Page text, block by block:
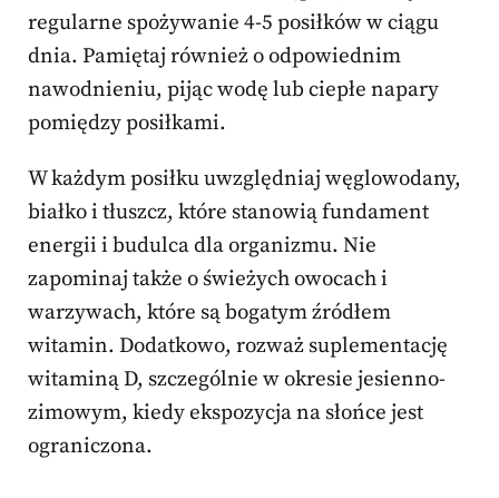
regularne spożywanie 4-5 posiłków w ciągu
dnia. Pamiętaj również o odpowiednim
nawodnieniu, pijąc wodę lub ciepłe napary
pomiędzy posiłkami.
W każdym posiłku uwzględniaj węglowodany,
białko i tłuszcz, które stanowią fundament
energii i budulca dla organizmu. Nie
zapominaj także o świeżych owocach i
warzywach, które są bogatym źródłem
witamin. Dodatkowo, rozważ suplementację
witaminą D, szczególnie w okresie jesienno-
zimowym, kiedy ekspozycja na słońce jest
ograniczona.